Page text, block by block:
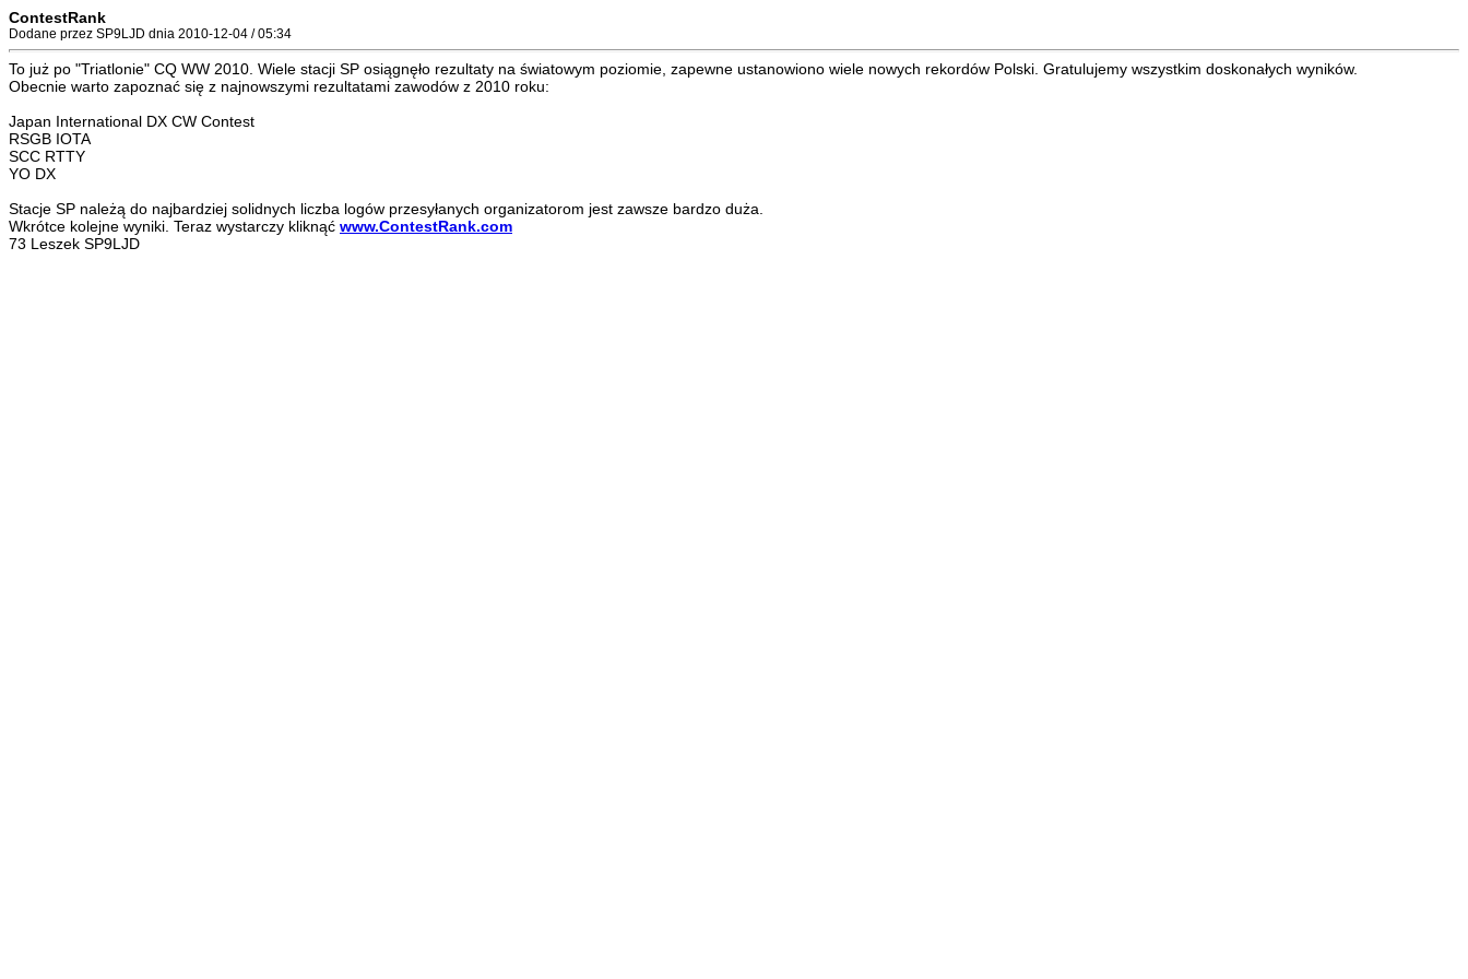
ContestRank
Dodane przez SP9LJD dnia 2010-12-04 / 05:34
To już po "Triatlonie" CQ WW 2010. Wiele stacji SP osiągnęło rezultaty na światowym poziomie, zapewne ustanowiono wiele nowych rekordów Polski. Gratulujemy wszystkim doskonałych wyników.
Obecnie warto zapoznać się z najnowszymi rezultatami zawodów z 2010 roku:
Japan International DX CW Contest
RSGB IOTA
SCC RTTY
YO DX
Stacje SP należą do najbardziej solidnych liczba logów przesyłanych organizatorom jest zawsze bardzo duża.
Wkrótce kolejne wyniki. Teraz wystarczy kliknąć www.ContestRank.com
73 Leszek SP9LJD